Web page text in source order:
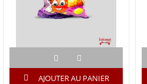
AJOUTER AU PANIER